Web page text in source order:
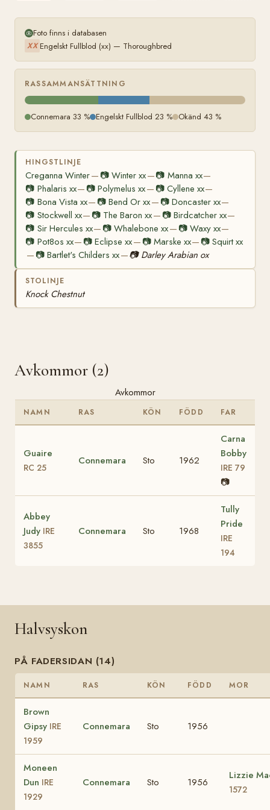
Foto finns i databasen
XX Engelskt Fullblod (xx) — Thoroughbred
RASSAMMANSÄTTNING
Connemara 33 % Engelskt Fullblod 23 % Okänd 43 %
HINGSTLINJE
Creganna Winter— 📷Winter xx—📷 Manna xx—
📷 Phalaris xx— 📷Polymelus xx— 📷 Cyllene xx—
📷 Bona Vista xx— 📷Bend Or xx— 📷 Doncaster xx—
📷 Stockwell xx— 📷 The Baron xx— 📷 Birdcatcher xx—
📷 Sir Hercules xx— 📷Whalebone xx— 📷 Waxy xx—
📷 Pot8os xx— 📷Eclipse xx— 📷 Marske xx— 📷 Squirt xx
— 📷Bartlet's Childers xx—📷 Darley Arabian ox
STOLINJE
Knock Chestnut
Avkommor (2)
Avkommor
NAMN RAS KÖN FÖDD FAR
Guaire
RC 25
Connemara Sto 1962
Carna
Bobby
IRE 79
📷
Abbey
Judy IRE
3855
Connemara Sto 1968
Tully
Pride
IRE
194
Halvsyskon
PÅ FADERSIDAN (14)
NAMN RAS KÖN FÖDD MOR
Brown
Gipsy IRE
1959
Connemara Sto 1956
Moneen
Dun IRE
1929
Connemara Sto 1956
Lizzie
1572